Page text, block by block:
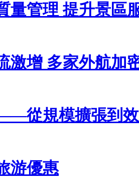
量管理 提升景區
激增 多家外航加
從規模擴張到
游優惠